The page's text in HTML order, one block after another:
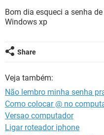
GUIA DE COMPRAS
OUTLOOK
INSTAGRAM
Bom dia esqueci a senha
Windows xp
Share
Veja também:
Não lembro minha senha
Como colocar @ no
Versao computador
Ligar roteador iphone